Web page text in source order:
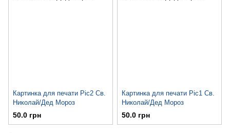
Картинка для печати Pic2 Св.
Николай/Дед Мороз
50.0 грн
Картинка для печати Pic1 Св.
Николай/Дед Мороз
50.0 грн